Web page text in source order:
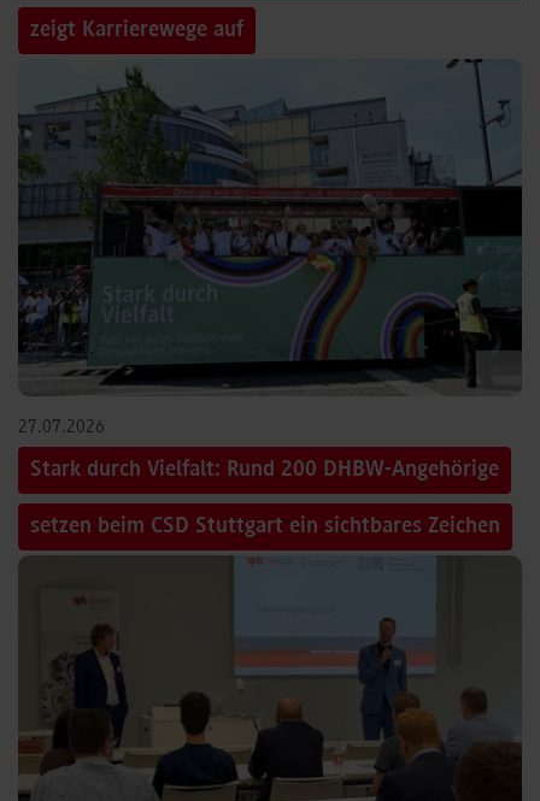
zeigt Karrierewege auf
27.07.2026
Stark durch Vielfalt: Rund 200 DHBW-Angehörige
setzen beim CSD Stuttgart ein sichtbares Zeichen